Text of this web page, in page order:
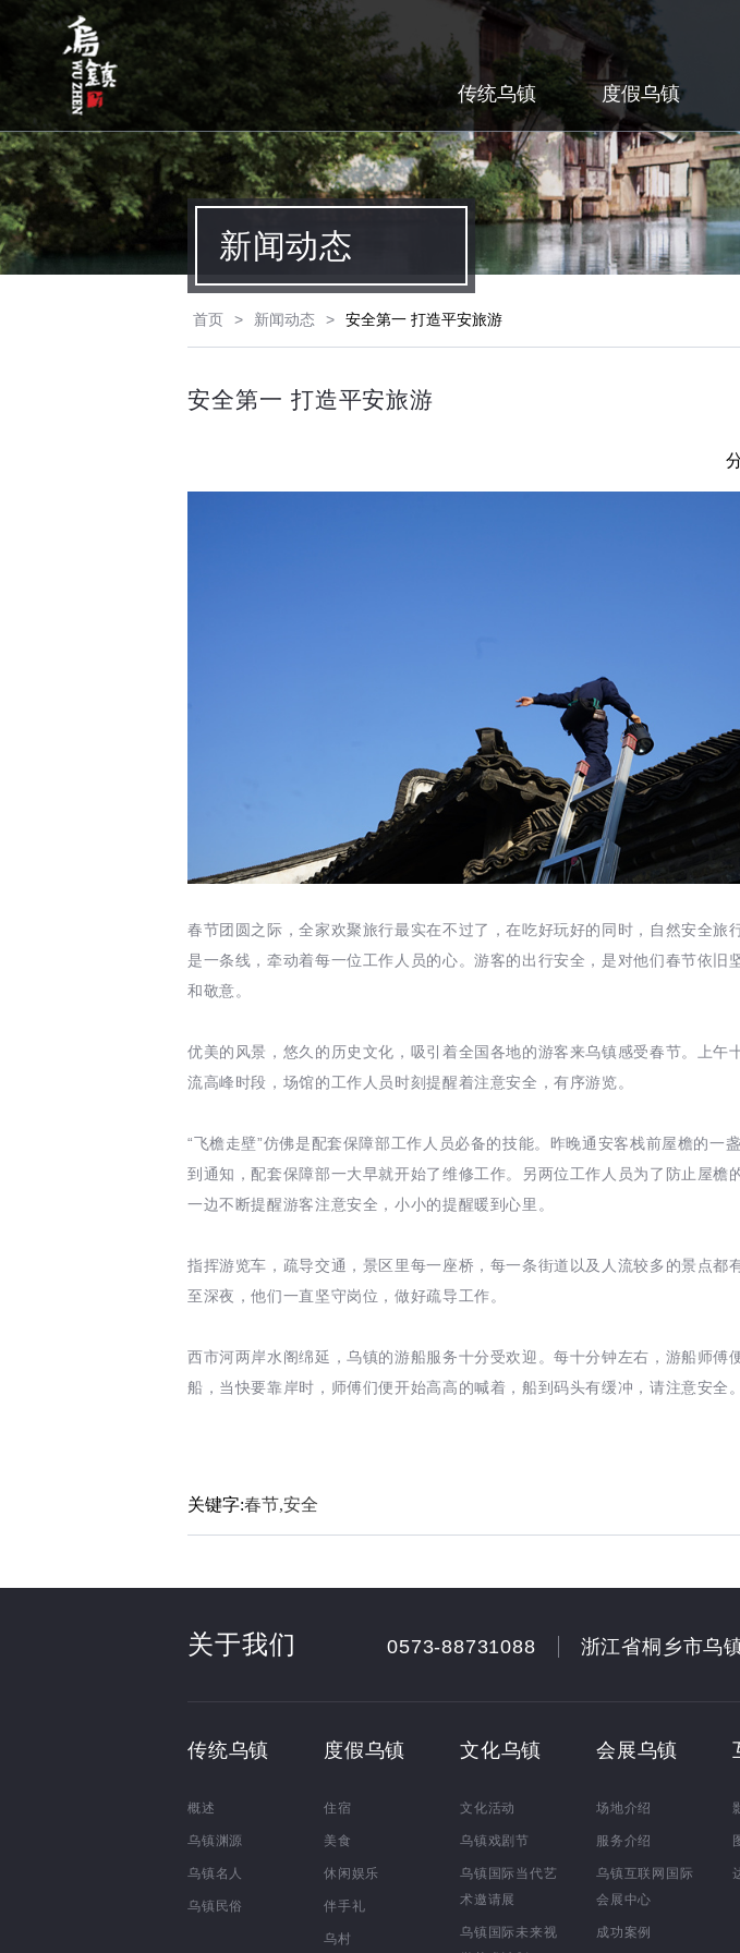
传统乌镇 度假乌镇
新闻动态
首页 > 新闻动态 > 安全第一 打造平安旅游
安全第一 打造平安旅游
春节团圆之际，全家欢聚旅行最实在不过了，在吃好玩好的同时，自然安全旅
是一条线，牵动着每一位工作人员的心。游客的出行安全，是对他们春节依旧
和敬意。
优美的风景，悠久的历史文化，吸引着全国各地的游客来乌镇感受春节。上午
流高峰时段，场馆的工作人员时刻提醒着注意安全，有序游览。
“飞檐走壁”仿佛是配套保障部工作人员必备的技能。昨晚通安客栈前屋檐的一
到通知，配套保障部一大早就开始了维修工作。另两位工作人员为了防止屋檐
一边不断提醒游客注意安全，小小的提醒暖到心里。
指挥游览车，疏导交通，景区里每一座桥，每一条街道以及人流较多的景点都
至深夜，他们一直坚守岗位，做好疏导工作。
西市河两岸水阁绵延，乌镇的游船服务十分受欢迎。每十分钟左右，游船师傅
船，当快要靠岸时，师傅们便开始高高的喊着，船到码头有缓冲，请注意安全。
关键字:春节,安全
关于我们 0573-88731088 浙江省桐乡市乌
传统乌镇
概述
乌镇渊源
乌镇名人
乌镇民俗
度假乌镇
住宿
美食
休闲娱乐
伴手礼
乌村
文化乌镇
文化活动
乌镇戏剧节
乌镇国际当代艺
术邀请展
乌镇国际未来视
会展乌镇
场地介绍
服务介绍
乌镇互联网国际
会展中心
成功案例